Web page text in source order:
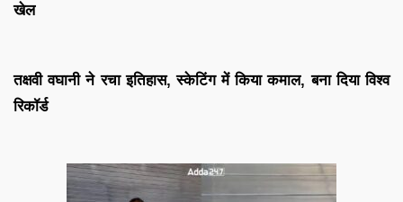
खेल
तक्षवी वघानी ने रचा इतिहास, स्केटिंग में किया कमाल, बना दिया विश्व
रिकॉर्ड